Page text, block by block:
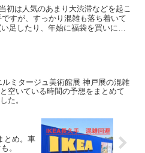
初は人気のあまり大渋滞などを起こ
すが、すっかり混雑も落ち着いて
足したり、年始に福袋を買いに出
ルミタージュ美術館展 神戸展の混雑
空いている時間の予想をまとめて
た。
とめ。車
。